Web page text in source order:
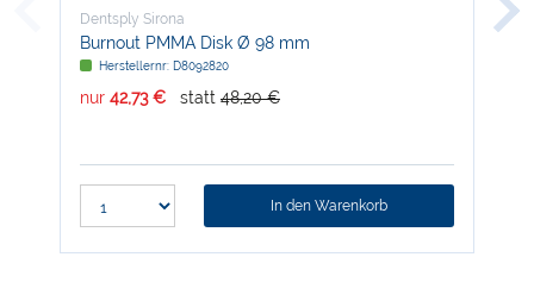
Dentsply Sirona
Burnout PMMA Disk Ø 98 mm
Herstellernr: D8092820
nur 42,73 € statt 48,20 €
In den Warenkorb